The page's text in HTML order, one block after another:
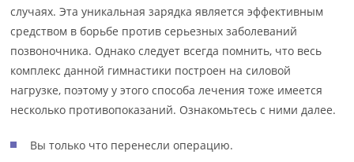
случаях. Эта уникальная зарядка является эффективным
средством в борьбе против серьезных заболеваний
позвоночника. Однако следует всегда помнить, что весь
комплекс данной гимнастики построен на силовой
нагрузке, поэтому у этого способа лечения тоже имеется
несколько противопоказаний. Ознакомьтесь с ними далее.
Вы только что перенесли операцию.